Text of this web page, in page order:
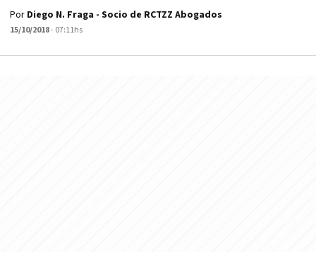
Por Diego N. Fraga - Socio de RCTZZ Abogados
15/10/2018- 07:11hs